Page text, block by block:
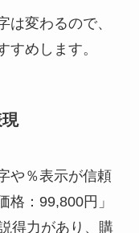
は変わるので、
すめします。
や％表示が信頼
格：99,800円」
得力があり、購